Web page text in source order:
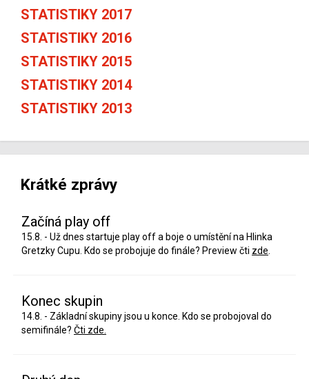
STATISTIKY 2017
STATISTIKY 2016
STATISTIKY 2015
STATISTIKY 2014
STATISTIKY 2013
Krátké zprávy
Začíná play off
15.8. - Už dnes startuje play off a boje o umístění na Hlinka
Gretzky Cupu. Kdo se probojuje do finále? Preview čti zde
Konec skupin
14.8. - Základní skupiny jsou u konce. Kdo se probojoval do
semifinále? Čti zde.